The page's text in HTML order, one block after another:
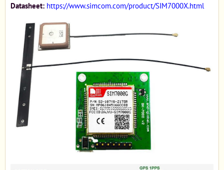
Datasheet: https://www.simcom.com/product/SIM7000X.html